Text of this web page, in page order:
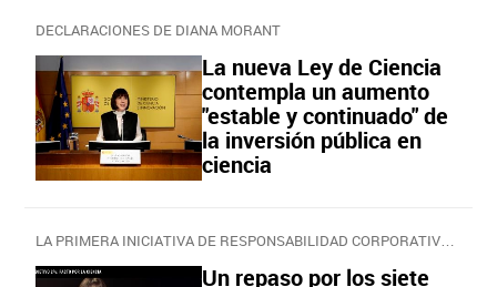
DECLARACIONES DE DIANA MORANT
La nueva Ley de Ciencia
contempla un aumento
"estable y continuado" de
la inversión pública en
ciencia
LA PRIMERA INICIATIVA DE RESPONSABILIDAD CORPORATIVA DE LASEXTA
Un repaso por los siete